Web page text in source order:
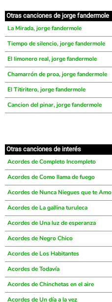
Otras canciones de jorge fandermole
La Mirada, jorge fandermole
Tiempo de silencio, jorge fandermole
El limonero real, jorge fandermole
Chamarrón de proa, jorge fandermole
El Titiritero, jorge fandermole
Cancion del pinar, jorge fandermole
Otras canciones de interés
Acordes de Completo Incompleto
Acordes de Como llama de fuego
Acordes de Nunca Niegues que te Amo
Acordes de La gallina turuleca
Acordes de Una luz de esperanza
Acordes de Negro Chico
Acordes de Los Habitantes
Acordes de Todavía
Acordes de Chinchetas en el aire
Acordes de Un día a la vez